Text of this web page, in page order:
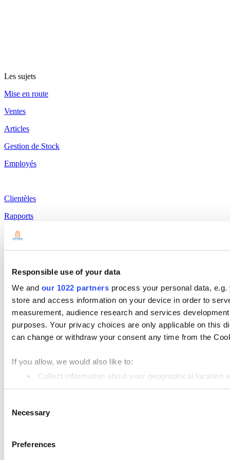
Responsible use of your data
We and our 1022 partners process your personal data,
store and access information on your device in order to
measurement, audience research and services
purposes. Your privacy choices are only applicable on this
can change or withdraw your consent any time from the
If you allow, we would also like to:
Collect information about your geographical
Identify your device by actively scanning it for
share information about your use of our site with our social
Selection
Necessary
Preferences
Les sujets
Mise en route
Ventes
Articles
Gestion de Stock
Employés
Clientèles
Rapports
Paramètres
Matériel
Paiements
Logiciel de Caisse
Loyverse POS
Système d’affichage cuisine
Gestion de Stock
Gestion des Employés
Ressources
Media kit